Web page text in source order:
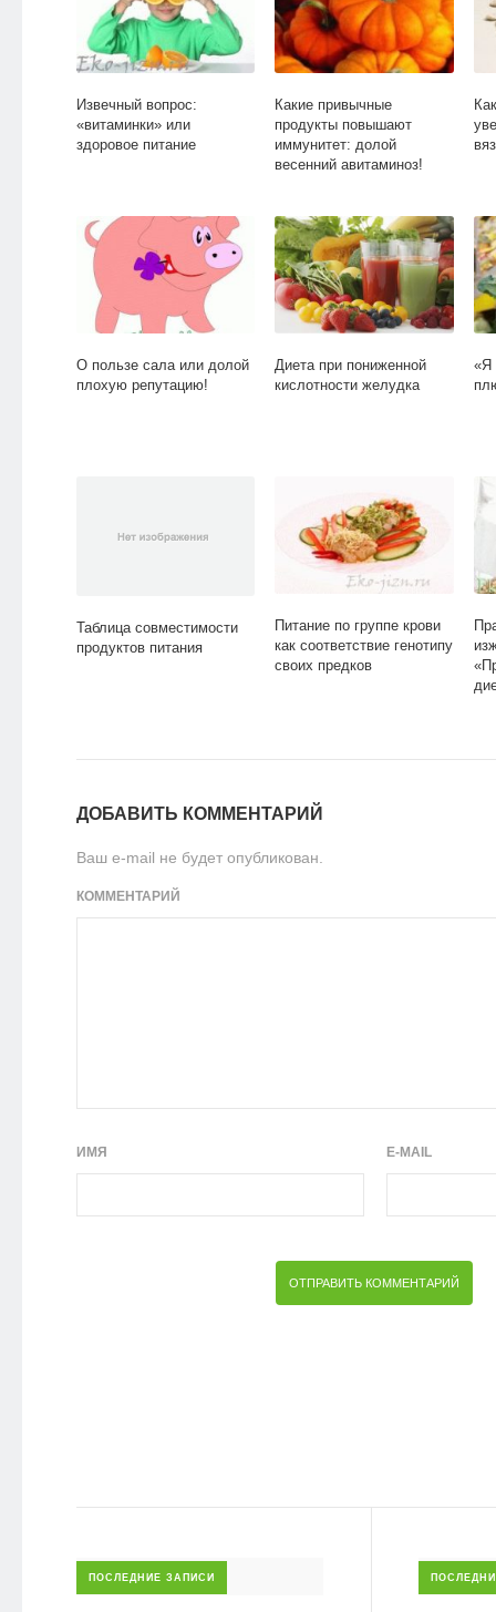
Извечный вопрос:
«витаминки» или
здоровое питание
Какие привычные
продукты повышают
иммунитет: долой
весенний авитаминоз!
О пользе сала или долой
плохую репутацию!
Диета при пониженной
кислотности желудка
«Я
Таблица совместимости
продуктов питания
Питание по группе крови
как соответствие генотипу
своих предков
ДОБАВИТЬ КОММЕНТАРИЙ
Ваш e-mail не будет опубликован.
КОММЕНТАРИЙ
ИМЯ E-MAIL
ПОСЛЕДНИЕ ЗАПИСИ